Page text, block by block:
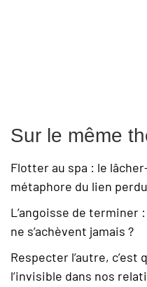
Sur le même
Flotter au spa : le
métaphore du lien perdu
L’angoisse de
ne s’achèvent jamais ?
Respecter l’autre, c’est
l’invisible dans nos